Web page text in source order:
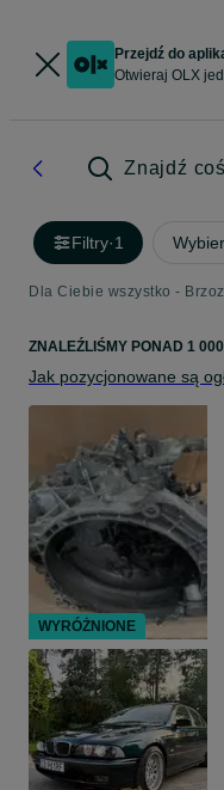
Przejdź do
Otwieraj OLX
Znajdź
Filtry·1
Dla Ciebie wszystko -
ZNALEŹLIŚMY PONAD 1
Jak pozycjonowane są
WYRÓŻNIONE